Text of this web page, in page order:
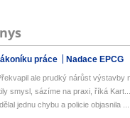
práce Nadace EPCG
ale prudký nárůst výstavby
smysl, sázíme na praxi, říká
jednu chybu a policie objasnila ...